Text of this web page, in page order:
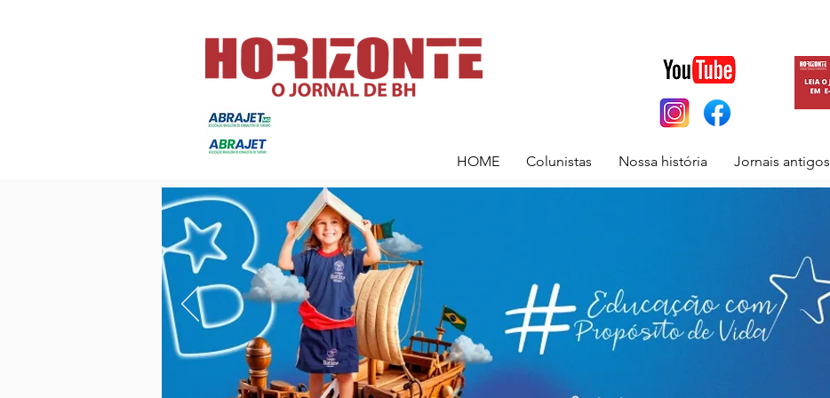
HOME Colunistas Nossa história Jornais antigos